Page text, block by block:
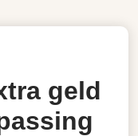
geld